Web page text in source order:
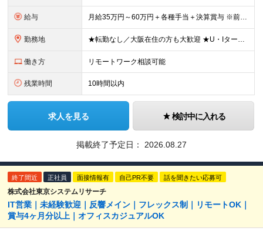
給与 月給35万円～60万円＋各種手当＋決算賞与 ※前職給与や経験・スキルを考慮の上、決定いたします。 ※3ヶ月の試用期間あり（期間中は契約社員雇用、給与等条件の変動なし）。 ※年齢や入社年数に関係なく、
勤務地 ★転勤なし／大阪在住の方も大歓迎 ★U・Iターン歓迎 ▼東京本社 東京都港区芝浦2-17-12 第四田町ビル2F/3F ▼福岡支店 福岡県福岡市博多区博多駅東2-9-5 池松ビル3F/4F ▼大
働き方 リモートワーク相談可能
残業時間 10時間以内
求人を見る 検討中に入れる
掲載終了予定日： 2026.08.27
終了間近 正社員 面接情報有 自己PR不要 話を聞きたい応募可
株式会社東京システムリサーチ
IT営業｜未経験歓迎｜反響メイン｜フレックス制｜リモートOK｜
賞与4ヶ月分以上｜オフィスカジュアルOK